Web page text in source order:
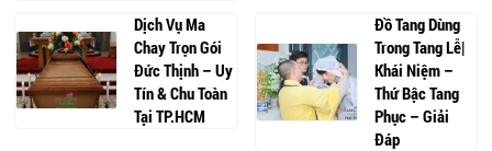
Dịch Vụ Ma
Chay Trọn Gói
Đức Thịnh – Uy
Tín & Chu Toàn
Tại TP.HCM
Đồ Tang Dùng
Trong Tang Lễ|
Khái Niệm –
Thứ Bậc Tang
Phục – Giải
Đáp